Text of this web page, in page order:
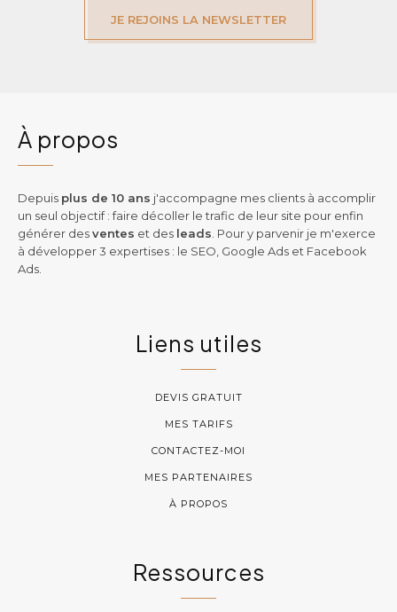
JE REJOINS LA NEWSLETTER
À propos
Depuis plus de 10 ans j'accompagne mes clients à accomplir
un seul objectif : faire décoller le trafic de leur site pour enfin
générer desventes et des leads . Pour y parvenir je m'exerce
à développer 3 expertises : le SEO, Google Ads et Facebook
Ads.
Liens utiles
DEVIS GRATUIT
MES TARIFS
CONTACTEZ-MOI
MES PARTENAIRES
À PROPOS
Ressources